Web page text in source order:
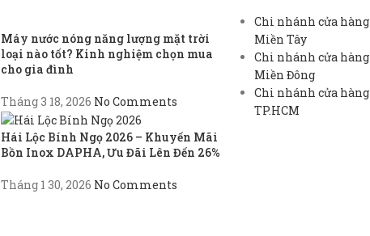
Máy nước nóng năng lượng mặt trời
loại nào tốt? Kinh nghiệm chọn mua
cho gia đình
Tháng 3 18, 2026 No Comments
Hái Lộc Bính Ngọ 2026 – Khuyến Mãi
Bồn Inox DAPHA, Ưu Đãi Lên Đến 26%
Tháng 1 30, 2026 No Comments
Chi nhánh cửa hàng
Miền Tây
Chi nhánh cửa hàng
Miền Đông
Chi nhánh cửa hàng
TP.HCM